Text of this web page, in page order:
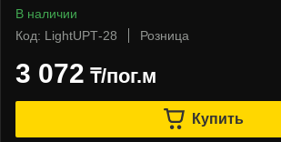
В наличии
Код: LightUPТ-28
Розница
3 072 ₸/пог.м
Купить